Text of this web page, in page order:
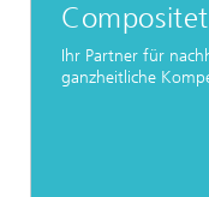
Ihr Partner für
ganzheitliche